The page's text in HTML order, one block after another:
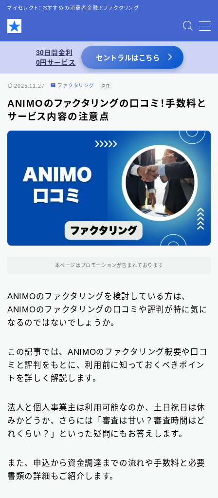
マイセレクト：おすすめの消費者金融とファクタリング
MENU
お問い合わせ
特定商取引法表記
あわせて読みたい
スーパーブラックでも借りれる5chの情報を
活用した借入術まとめ
東京都の消費者金融
大阪府の消費者金融 7
関東地方の消費者金融 12
近畿地方の消費者金融 28
中国地方・四国地方の消費者金融
中小消費者金融で借りる 12
ファクタリング 75
30日間金利
0円サービス
セントラルはこちら
2025.11.27 ファクタリング PR
ANIMOのファクタリングの口コミ！手数料と
サービス内容の注意点
本ページはプロモーションが含まれております
ANIMOのファクタリングを検討している方は、
ANIMOのファクタリングの口コミや評判が特に気に
なるのではないでしょうか。
この記事では、ANIMOのファクタリング概要や口コ
ミと評判をもとに、利用前に知っておくべきポイン
トを詳しく解説します。
法人と個人事業主は利用可能なのか、土日祝日は休
みかどうか、さらには「審査は甘い？審査時間はど
れくらい？」といった疑問にもお答えします。
また、申込から資金調達までの流れや手数料と必要
書類の詳細もご紹介します。